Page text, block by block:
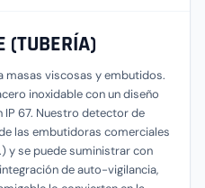
(TUBERÍA)
masas viscosas y embutidos.
inoxidable con un diseño
67. Nuestro detector de
las embutidoras comerciales
y se puede suministrar con
de auto-vigilancia,